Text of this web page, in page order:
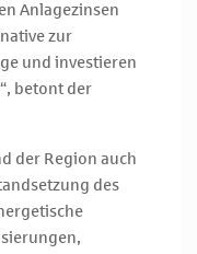
Anlagezinsen
zur
und investieren
betont der
der Region auch
des